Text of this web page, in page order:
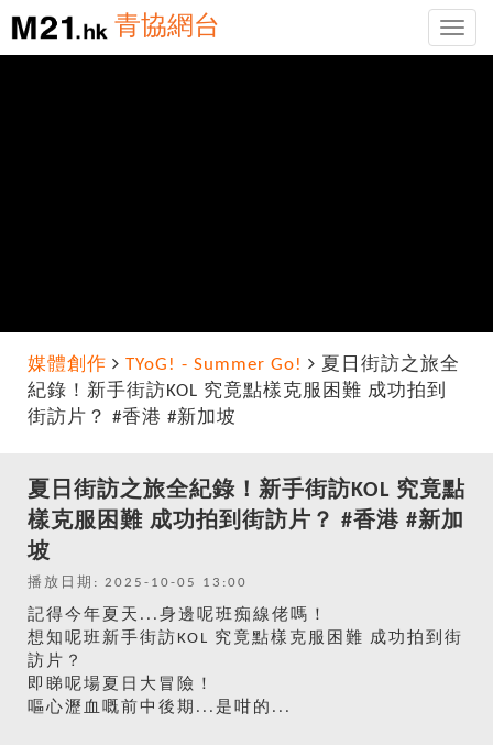
Toggle
青協網台
媒體創作 TYoG! - Summer Go!
夏日街訪之旅全
紀錄！新手街訪KOL 究竟點樣克服困難 成功拍到
街訪片？ #香港 #新加坡
夏日街訪之旅全紀錄！新手街訪KOL 究竟點
樣克服困難 成功拍到街訪片？ #香港 #新加
坡
播放日期: 2025-10-05 13:00
記得今年夏天...身邊呢班痴線佬嗎！
想知呢班新手街訪KOL 究竟點樣克服困難 成功拍到街
訪片？
即睇呢場夏日大冒險！
嘔心瀝血嘅前中後期...是咁的...